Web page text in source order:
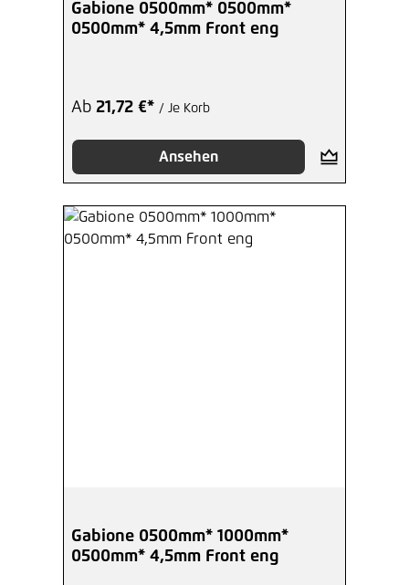
Gabione 0500mm* 0500mm*
0500mm* 4,5mm Front eng
Ab 21,72 €* / Je Korb
Ansehen
Gabione 0500mm* 1000mm*
0500mm* 4,5mm Front eng